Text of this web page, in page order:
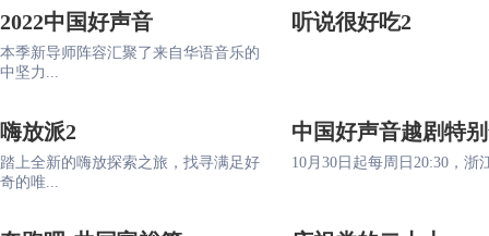
2022中国好声音
本季新导师阵容汇聚了来自华语音乐的
中坚力...
听说很好吃2
嗨放派2
踏上全新的嗨放探索之旅，找寻满足好
奇的唯...
中国好声音越剧特
10月30日起每周日20:30，浙